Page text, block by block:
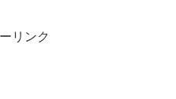
リンク